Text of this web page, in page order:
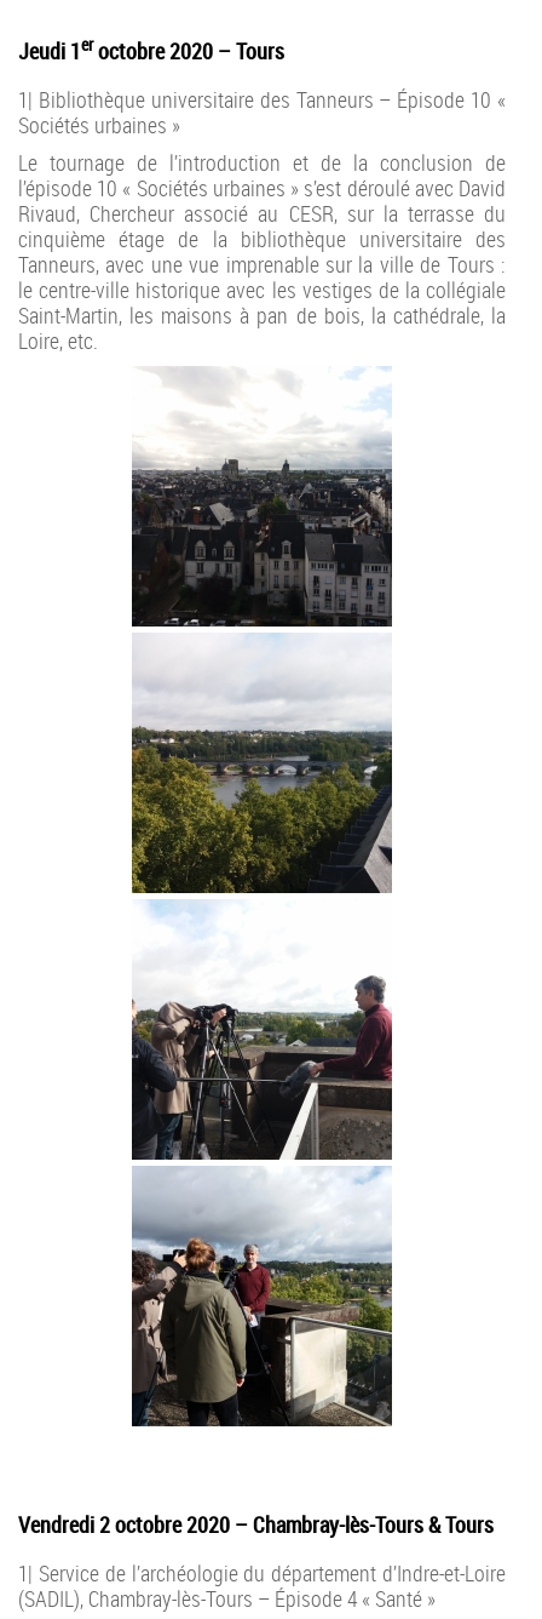
Jeudi 1eroctobre 2020 – Tours
1| Bibliothèque universitaire des Tanneurs – Épisode 10 «
Sociétés urbaines »
Le tournage de l’introduction et de la conclusion de
l’épisode 10 « Sociétés urbaines » s’est déroulé avec David
Rivaud, Chercheur associé au CESR, sur la terrasse du
cinquième étage de la bibliothèque universitaire des
Tanneurs, avec une vue imprenable sur la ville de Tours :
le centre-ville historique avec les vestiges de la collégiale
Saint-Martin, les maisons à pan de bois, la cathédrale, la
Loire, etc.
Vendredi 2 octobre 2020 – Chambray-lès-Tours & Tours
1| Service de l’archéologie du département d’Indre-et-Loire
(SADIL), Chambray-lès-Tours – Épisode 4 « Santé »